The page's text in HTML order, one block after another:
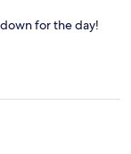
for the day!